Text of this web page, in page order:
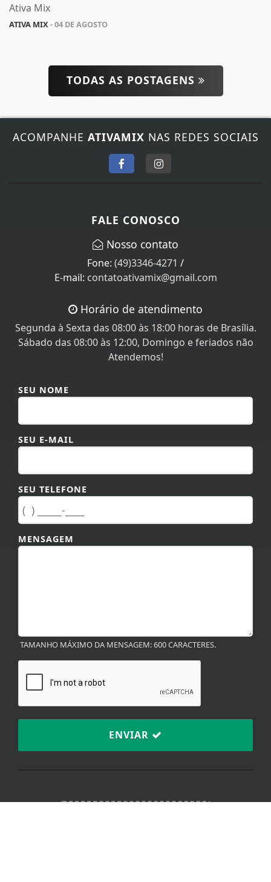
Ativa Mix
ATIVA MIX- 04 DE AGOSTO
TODAS AS POSTAGENS
ACOMPANHE ATIVAMIX NAS REDES SOCIAIS
FALE CONOSCO
Nosso contato
Fone: (49)3346-4271 /
E-mail: contatoativamix@gmail.com
Horário de atendimento
Segunda à Sexta das 08:00 às 18:00 horas de Brasília.
Sábado das 08:00 às 12:00, Domingo e feriados não
Atendemos!
SEU NOME
SEU E-MAIL
SEU TELEFONE
MENSAGEM
TAMANHO MÁXIMO DA MENSAGEM: 600 CARACTERES.
ENVIAR
Termos de Uso e Privacidade
Esse site utiliza cookies para melhorar sua
experiência de navegação. Ao continuar o acesso,
entendemos que você concorda com nossos Termos
de Uso e Privacidade.
PARA MAIS INFORMAÇÕES,ACESSE NOSSOS TERMOS